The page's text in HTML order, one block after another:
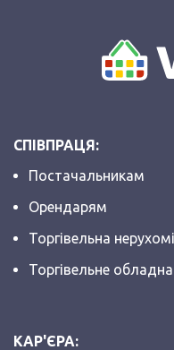
СПІВПРАЦЯ:
Постачальникам
Орендарям
Торгівельна
Торгівельне
КАР'ЄРА: